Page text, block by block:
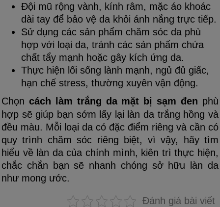
Đội mũ rộng vành, kính râm, mặc áo khoác
dài tay để bảo vệ da khỏi ánh nắng trực tiếp.
Sử dụng các sản phẩm chăm sóc da phù
hợp với loại da, tránh các sản phẩm chứa
chất tẩy mạnh hoặc gây kích ứng da.
Thực hiện lối sống lành mạnh, ngủ đủ giấc,
hạn chế stress, thường xuyên vận động.
Chọn cách làm trắng da mặt bị sạm đen phù
hợp sẽ giúp bạn sớm lấy lại làn da trắng hồng và
đều màu. Mỗi loại da có đặc điểm riêng và cần có
quy trình chăm sóc riêng biệt, vì vậy, hãy tìm
hiểu về làn da của chính mình, kiên trì thực hiện,
chắc chắn bạn sẽ nhanh chóng sở hữu làn da
như mong ước.
Đánh giá bài viết